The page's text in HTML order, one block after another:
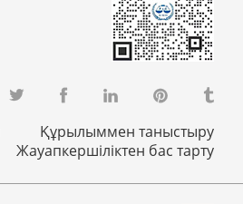
Құрылыммен таныстыру
Жауапкершіліктен бас тарту